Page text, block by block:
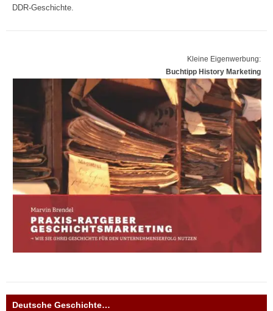
DDR-Geschichte.
Kleine Eigenwerbung:
Buchtipp History Marketing
Deutsche Geschichte…